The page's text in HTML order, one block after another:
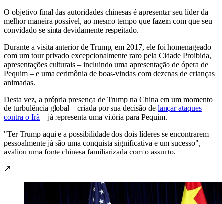
O objetivo final das autoridades chinesas é apresentar seu líder da
melhor maneira possível, ao mesmo tempo que fazem com que seu
convidado se sinta devidamente respeitado.
Durante a visita anterior de Trump, em 2017, ele foi homenageado
com um tour privado excepcionalmente raro pela Cidade Proibida,
apresentações culturais – incluindo uma apresentação de ópera de
Pequim – e uma cerimônia de boas-vindas com dezenas de crianças
animadas.
Desta vez, a própria presença de Trump na China em um momento
de turbulência global – criada por sua decisão de lançar ataques
contra o Irã – já representa uma vitória para Pequim.
"Ter Trump aqui e a possibilidade dos dois líderes se encontrarem
pessoalmente já são uma conquista significativa e um sucesso",
avaliou uma fonte chinesa familiarizada com o assunto.